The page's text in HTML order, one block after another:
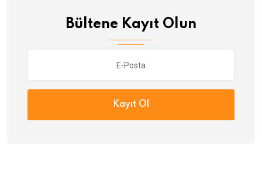
Bültene Kayıt Olun
Kayıt Ol